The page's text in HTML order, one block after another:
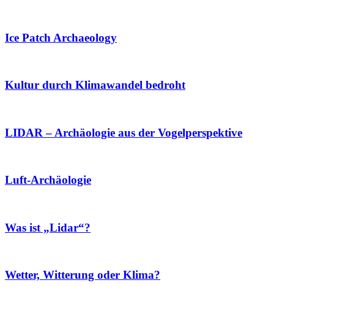
Ice Patch Archaeology
Kultur durch Klimawandel bedroht
LIDAR – Archäologie aus der Vogelperspektive
Luft-Archäologie
Was ist „Lidar“?
Wetter, Witterung oder Klima?